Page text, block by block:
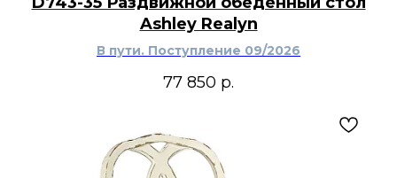
Ashley Realyn
В пути. Поступление 09/2026
77 850 р.